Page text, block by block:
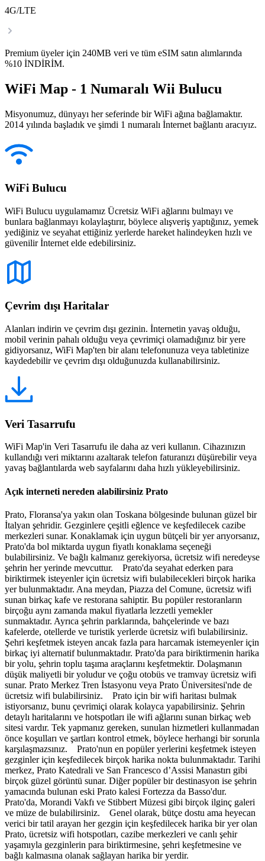
4G/LTE
Premium üyeler için 240MB veri ve tüm eSIM satın alımlarında
%10 İNDİRİM.
WiFi Map - 1 Numaralı Wii Bulucu
Misyonumuz, dünyayı her seferinde bir WiFi ağına bağlamaktır.
2014 yılında başladık ve şimdi 1 numaralı İnternet bağlantı aracıyız.
WiFi Bulucu
WiFi Bulucu uygulamamız Ücretsiz WiFi ağlarını bulmayı ve
bunlara bağlanmayı kolaylaştırır, böylece alışveriş yaptığınız, yemek
yediğiniz ve seyahat ettiğiniz yerlerde hareket halindeyken hızlı ve
güvenilir İnternet elde edebilirsiniz.
Çevrim dışı Haritalar
Alanları indirin ve çevrim dışı gezinin. İnternetin yavaş olduğu,
mobil verinin pahalı olduğu veya çevrimiçi olamadığınız bir yere
gidiyorsanız, WiFi Map'ten bir alanı telefonunuza veya tabletinize
kaydedebilir ve çevrim dışı olduğunuzda kullanabilirsiniz.
Veri Tasarrufu
WiFi Map'in Veri Tasarrufu ile daha az veri kullanın. Cihazınızın
kullandığı veri miktarını azaltarak telefon faturanızı düşürebilir veya
yavaş bağlantılarda web sayfalarını daha hızlı yükleyebilirsiniz.
Açık interneti nereden alabilirsiniz Prato
Prato, Floransa'ya yakın olan Toskana bölgesinde bulunan güzel bir
İtalyan şehridir. Gezginlere çeşitli eğlence ve keşfedilecek cazibe
merkezleri sunar. Konaklamak için uygun bütçeli bir yer arıyorsanız,
Prato'da bol miktarda uygun fiyatlı konaklama seçeneği
bulabilirsiniz. Ve bağlı kalmanız gerekiyorsa, ücretsiz wifi neredeyse
şehrin her yerinde mevcuttur. Prato'da seyahat ederken para
biriktirmek isteyenler için ücretsiz wifi bulabilecekleri birçok harika
yer bulunmaktadır. Ana meydan, Piazza del Comune, ücretsiz wifi
sunan birkaç kafe ve restorana sahiptir. Bu popüler restoranların
birçoğu aynı zamanda makul fiyatlarla lezzetli yemekler
sunmaktadır. Ayrıca şehrin parklarında, bahçelerinde ve bazı
kafelerde, otellerde ve turistik yerlerde ücretsiz wifi bulabilirsiniz.
Şehri keşfetmek isteyen ancak fazla para harcamak istemeyenler için
birkaç iyi alternatif bulunmaktadır. Prato'da para biriktirmenin harika
bir yolu, şehrin toplu taşıma araçlarını keşfetmektir. Dolaşmanın
düşük maliyetli bir yoludur ve çoğu otobüs ve tramvay ücretsiz wifi
sunar. Prato Merkez Tren İstasyonu veya Prato Üniversitesi'nde de
ücretsiz wifi bulabilirsiniz. Prato için bir wifi haritası bulmak
istiyorsanız, bunu çevrimiçi olarak kolayca yapabilirsiniz. Şehrin
detaylı haritalarını ve hotspotları ile wifi ağlarını sunan birkaç web
sitesi vardır. Tek yapmanız gereken, sunulan hizmetleri kullanmadan
önce koşulları ve şartları kontrol etmek, böylece herhangi bir sorunla
karşılaşmazsınız. Prato'nun en popüler yerlerini keşfetmek isteyen
gezginler için keşfedilecek birçok harika nokta bulunmaktadır. Tarihi
merkez, Prato Katedrali ve San Francesco d’Assisi Manastırı gibi
birçok güzel görüntü sunar. Diğer popüler bir destinasyon ise şehrin
yamacında bulunan eski Prato kalesi Fortezza da Basso'dur.
Prato'da, Morandi Vakfı ve Stibbert Müzesi gibi birçok ilginç galeri
ve müze de bulabilirsiniz. Genel olarak, bütçe dostu ama heyecan
verici bir tatil arayan her gezgin için keşfedilecek harika bir yer olan
Prato, ücretsiz wifi hotspotları, cazibe merkezleri ve canlı şehir
yaşamıyla gezginlerin para biriktirmesine, şehri keşfetmesine ve
bağlı kalmasına olanak sağlayan harika bir yerdir.